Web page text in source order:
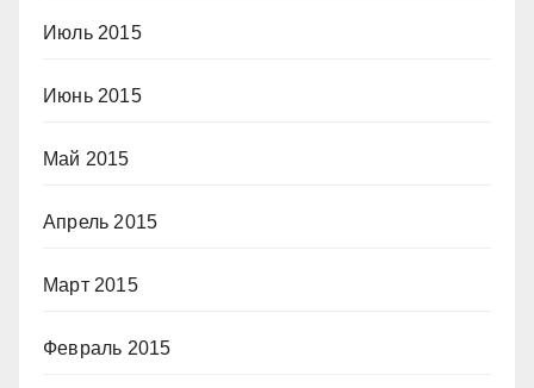
Июль 2015
Июнь 2015
Май 2015
Апрель 2015
Март 2015
Февраль 2015